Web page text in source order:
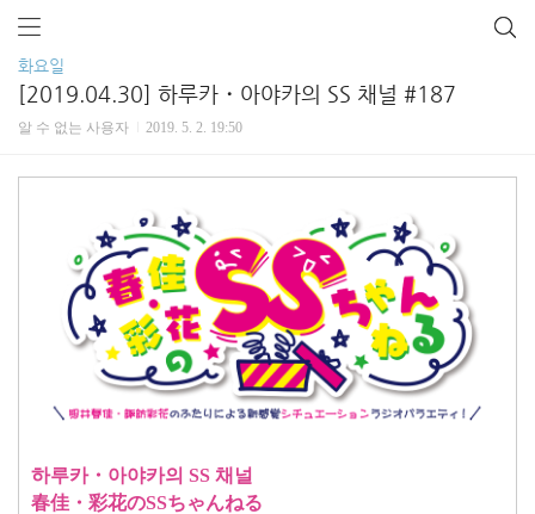
화요일
[2019.04.30] 하루카・아야카의 SS 채널 #187
알 수 없는 사용자 2019. 5. 2. 19:50
하루카・아야카의 SS 채널
春佳・彩花のSSちゃんねる